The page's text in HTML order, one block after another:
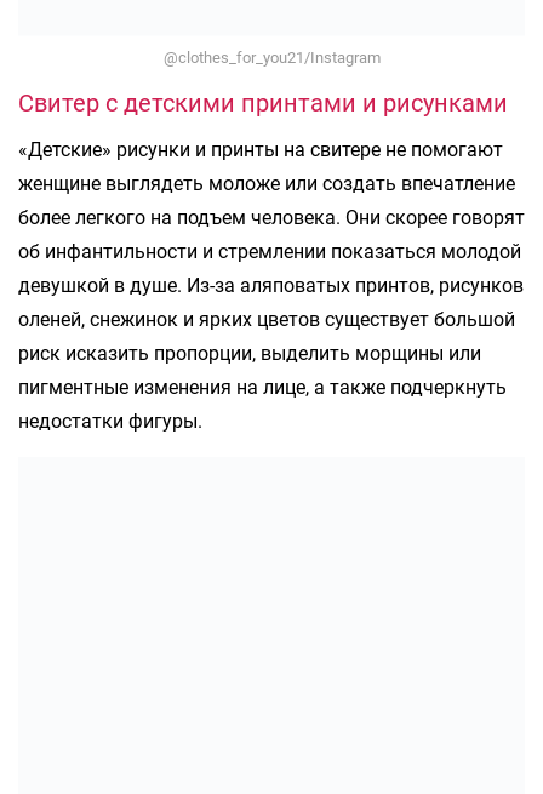
@clothes_for_you21/Instagram
Свитер с детскими принтами и рисунками
«Детские» рисунки и принты на свитере не помогают
женщине выглядеть моложе или создать впечатление
более легкого на подъем человека. Они скорее говорят
об инфантильности и стремлении показаться молодой
девушкой в душе. Из-за аляповатых принтов, рисунков
оленей, снежинок и ярких цветов существует большой
риск исказить пропорции, выделить морщины или
пигментные изменения на лице, а также подчеркнуть
недостатки фигуры.